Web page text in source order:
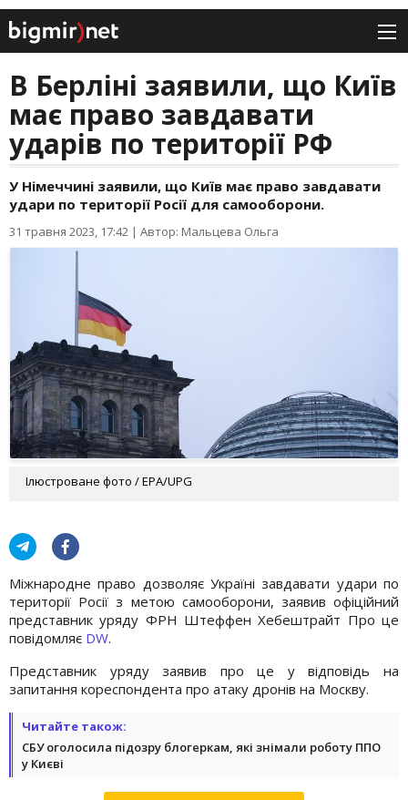
В Берліні заявили, що Київ
має право завдавати
ударів по території РФ
У Німеччині заявили, що Київ має право завдавати
удари по території Росії для самооборони.
31 травня 2023, 17:42 | Автор: Мальцева Ольга
Ілюстроване фото / ЕРА/UPG
Міжнародне право дозволяє Україні завдавати удари по
території Росії з метою самооборони, заявив офіційний
представник уряду ФРН Штеффен Хебештрайт Про це
повідомляє DW.
Представник уряду заявив про це у відповідь на
запитання кореспондента про атаку дронів на Москву.
Читайте також:
СБУ оголосила підозру блогеркам, які знімали роботу ППО
у Києві